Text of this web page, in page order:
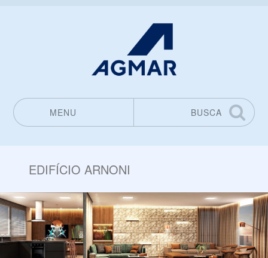
MENU
BUSCA
EDIFÍCIO ARNONI